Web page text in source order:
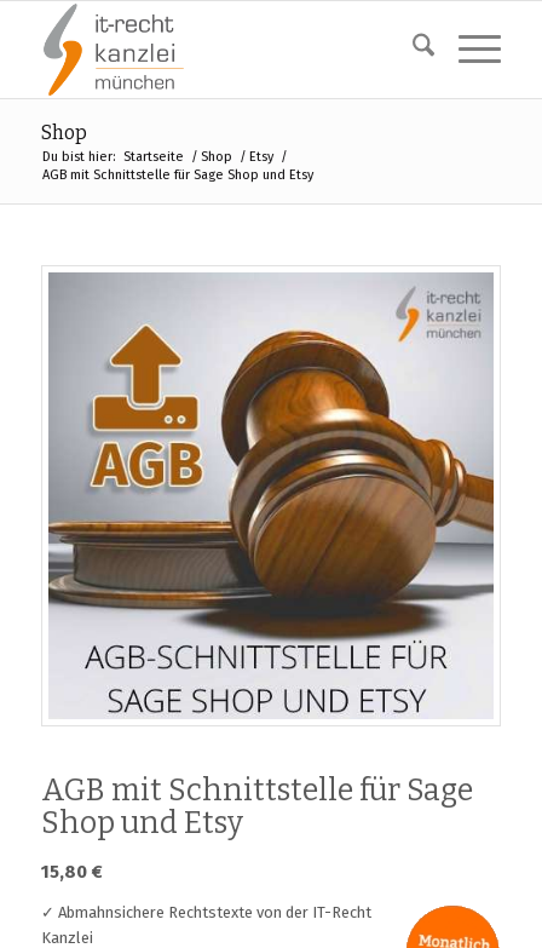
Shop
Du bist hier: Startseite / Shop / Etsy /
AGB mit Schnittstelle für Sage Shop und Etsy
AGB mit Schnittstelle für Sage
Shop und Etsy
15,80 €
✓ Abmahnsichere Rechtstexte von der IT-Recht
Kanzlei